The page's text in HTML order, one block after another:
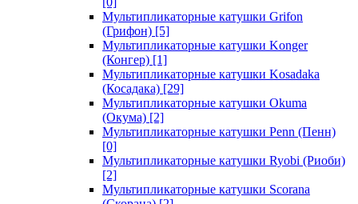
Мультипликаторные катушки Grifon
(Грифон) [5]
Мультипликаторные катушки Konger
(Конгер) [1]
Мультипликаторные катушки Kosadaka
(Косадака) [29]
Мультипликаторные катушки Okuma
(Окума) [2]
Мультипликаторные катушки Penn (Пенн)
[0]
Мультипликаторные катушки Ryobi (Риоби)
[2]
Мультипликаторные катушки Scorana